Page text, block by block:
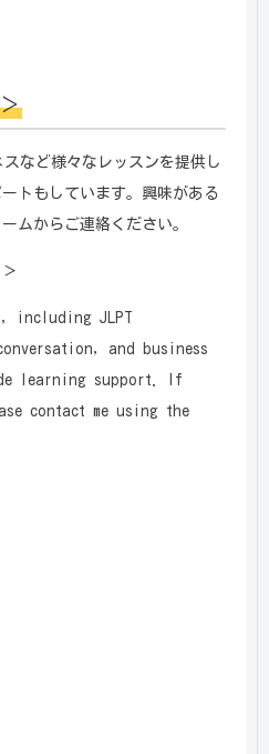
など様々なレッスンを提供し
トもしています。興味がある
ムからご連絡ください。
including JLPT
and business
learning support. If
contact me using the